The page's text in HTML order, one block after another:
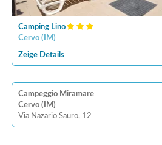
Camping Lino
Cervo ( IM)
Zeige Details
Campeggio Miramare
Cervo (IM)
Via Nazario Sauro, 12